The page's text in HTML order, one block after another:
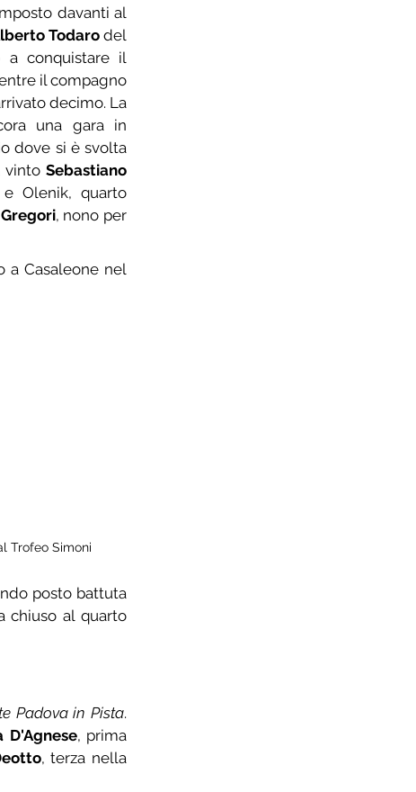
davanti al
Todaro del
a conquistare il
il compagno
decimo. La
una gara in
dove si è svolta
vinto Sebastiano
Olenik, quarto
a Casaleone nel
Trofeo Simoni
posto battuta
chiuso al quarto
Padova in Pista.
D'Agnese, prima
, terza nella